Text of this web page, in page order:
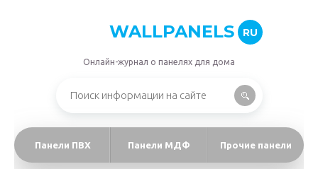
WALLPANELS RU
Онлайн-журнал о панелях для дома
Панели ПВХ Панели МДФ Прочие панели